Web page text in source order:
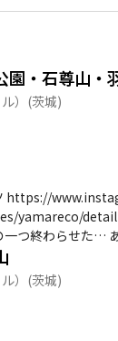
） (茨城)
天候、体
つ終わらせた…
全体的に足元ぐちゃぐちゃ
か不明瞭になってたり
） (茨城)